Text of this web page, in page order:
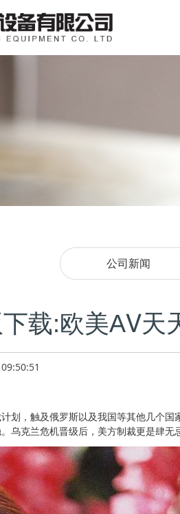
公司新闻
载:欧美AⅤ天
，触及俄罗斯以及我国等其他几个国
乌克兰危机晋级后，美方制裁更是肆